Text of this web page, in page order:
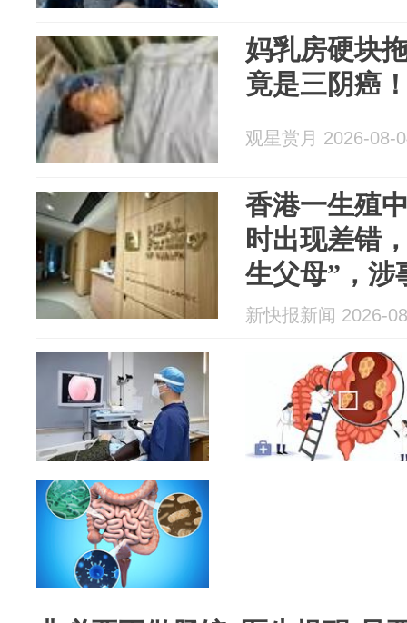
妈乳房硬块
竟是三阴癌
观星赏月 2026-08-
香港一生殖
时出现差错
生父母”，涉
通缉
新快报新闻 2026-